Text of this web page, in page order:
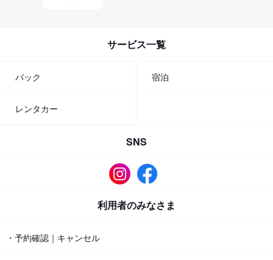
サービス一覧
パック 宿泊
レンタカー
SNS
利用者のみなさま
・予約確認｜キャンセル